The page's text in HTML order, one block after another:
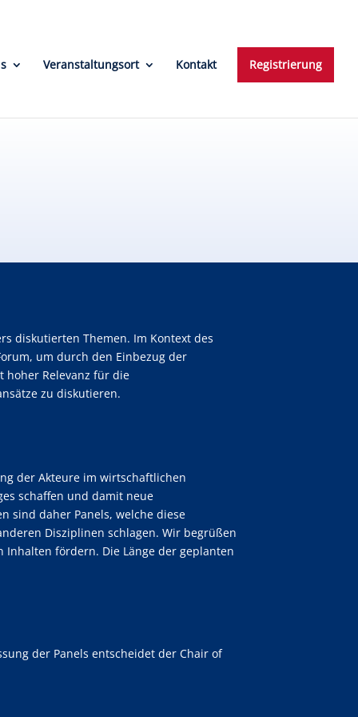
Veranstaltungsort Kontakt Registrierung
diskutierten Themen. Im Kontext des
um durch den Einbezug der
hoher Relevanz für die
zu diskutieren.
der Akteure im wirtschaftlichen
schaffen und damit neue
sind daher Panels, welche diese
Disziplinen schlagen. Wir begrüßen
fördern. Die Länge der geplanten
der Panels entscheidet der Chair of